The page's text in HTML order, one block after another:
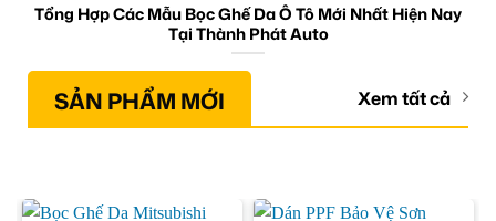
Tổng Hợp Các Mẫu Bọc Ghế Da Ô Tô Mới Nhất Hiện Nay
Tại Thành Phát Auto
SẢN PHẨM MỚI Xem tất cả